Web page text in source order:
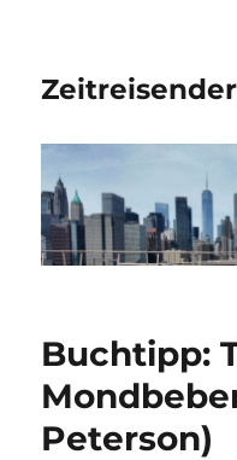
Zeitreisender
Buchtipp:
Peterson)